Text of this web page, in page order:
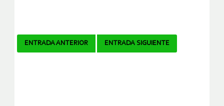
Navegador
ENTRADA ANTERIOR ENTRADA SIGUIENTE